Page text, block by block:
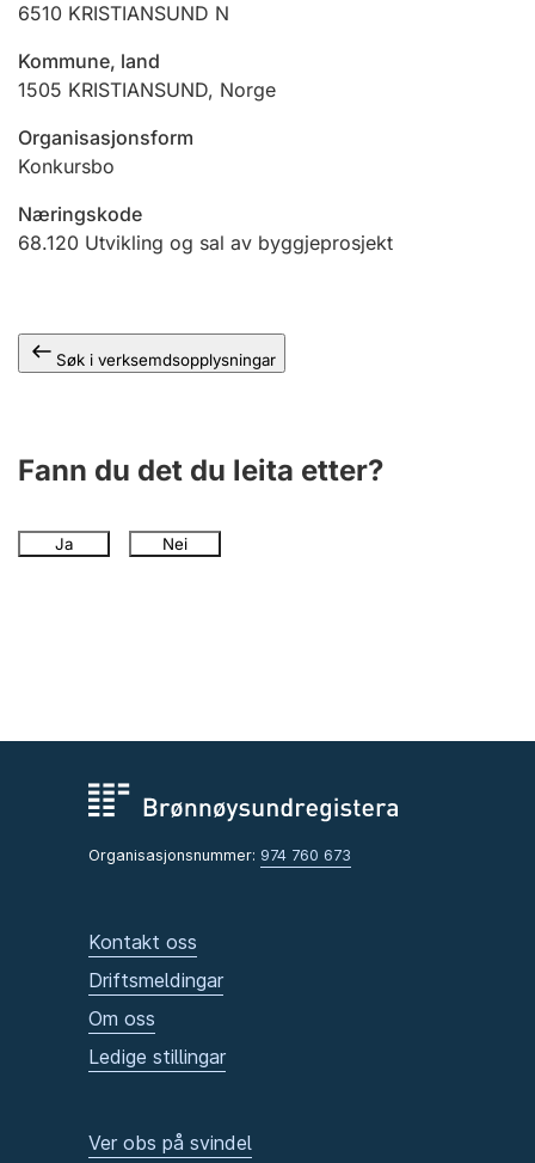
Andre tema
6510 KRISTIANSUND N
Kommune, land
1505 KRISTIANSUND, Norge
Organisasjonsform
Konkursbo
Næringskode
68.120 Utvikling og sal av byggjeprosjekt
Søk i verksemdsopplysningar
Fann du det du leita etter?
Ja Nei
Organisasjonsnummer: 974 760 673
Kontakt oss
Driftsmeldingar
Om oss
Ledige stillingar
Ver obs på svindel